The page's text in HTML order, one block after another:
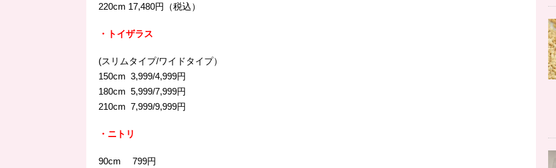
220cm 17,480円（税込）
・トイザラス
(スリムタイプ/ワイドタイプ）
150cm 3,999/4,999円
180cm 5,999/7,999円
210cm 7,999/9,999円
・ニトリ
90cm 799円